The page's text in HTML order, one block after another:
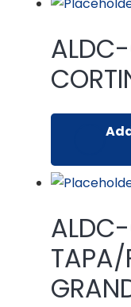
TAPA/